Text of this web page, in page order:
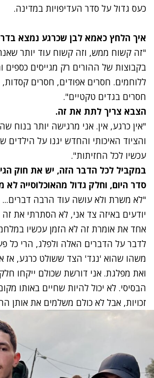
כעס גדול על סדר העדיפויות במדינה.
איך הלחץ כאמא לבן שכרגע נמצא
"זה קשוח ממש, וזה קשוח עוד יותר
בקבוצות של ההורים רק מגייסים כספים
ללוחמים. חסרים אפודים, חסרים קסדות,
חסרים בגדים טקטיים".
הצבא צריך לתת את זה.
"אין כרגע, אין. אני מרגישה יותר בנוח
והציוד האיכותי והחדש יגנו על הילדים
עכשיו לכל החזיתות".
במקביל לכל הדבר הזה, יש את חוק
סדר היום, וחלק גדול מהאוכלוסייה
"לא משרת ולא עושה עוד הרבה דברים...
יודעים באיזה צד אני, לא הסתרתי את
אחד את אומרת זה לא הזמן עכשיו
לדבר על הדברים האלה ולפלג, הרי כל
משהו שהוא 'נגד' הצד ששולט כרגע, אז
ואת מפלגת. אני דורשת שכולם ייקחו
הבסיסי. לא יכול להיות שחיים באותו
זכויות, אבל לא כולם משלמים את אותן